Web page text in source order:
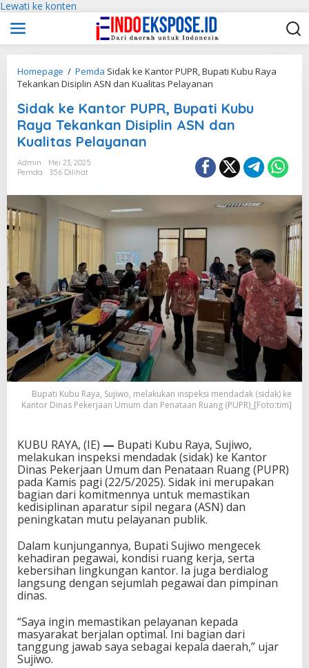
Lewati ke konten
Homepage / Pemda Sidak ke Kantor PUPR, Bupati Kubu Raya
Tekankan Disiplin ASN dan Kualitas Pelayanan
Sidak ke Kantor PUPR, Bupati Kubu
Raya Tekankan Disiplin ASN dan
Kualitas Pelayanan
Admin
Mei 23, 2025
Pemda
356 Dilihat
Bupati Kubu Raya, Sujiwo, melakukan inspeksi mendadak (sidak) ke
Kantor Dinas Pekerjaan Umum dan Penataan Ruang (PUPR)_[Foto:tim]
KUBU RAYA, (IE) — Bupati Kubu Raya, Sujiwo,
melakukan inspeksi mendadak (sidak) ke Kantor
Dinas Pekerjaan Umum dan Penataan Ruang (PUPR)
pada Kamis pagi (22/5/2025). Sidak ini merupakan
bagian dari komitmennya untuk memastikan
kedisiplinan aparatur sipil negara (ASN) dan
peningkatan mutu pelayanan publik.
Dalam kunjungannya, Bupati Sujiwo mengecek
kehadiran pegawai, kondisi ruang kerja, serta
kebersihan lingkungan kantor. Ia juga berdialog
langsung dengan sejumlah pegawai dan pimpinan
dinas.
“Saya ingin memastikan pelayanan kepada
masyarakat berjalan optimal. Ini bagian dari
tanggung jawab saya sebagai kepala daerah,” ujar
Sujiwo.